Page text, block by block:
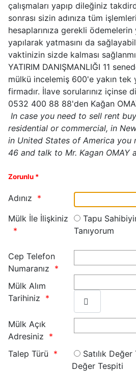
çalışmaları yapıp dileğiniz
sonrası sizin adınıza tüm
hesaplarınıza gerekli ödemelerin
yapılarak yatmasını da
vaktinizin sizde kalması
YATIRIM DANIŞMANLIĞI 11
mülkü incelemiş 600'e yakın tek
firmadır. İlave sorularınız içinse
0532 400 88 88'den Kağan
In case you need to sell rent
residential or commercial, in
in United States of America you
46 and talk to Mr. Kagan OMAY
Zorunlu *
Adınız
Mülk İle İlişkiniz
Tapu
Tanıyorum
Cep Telefon
Numaranız
Mülk Alım
Tarihiniz
Mülk Açık
Adresiniz
Talep Türü
Satılık
Değer Tespiti